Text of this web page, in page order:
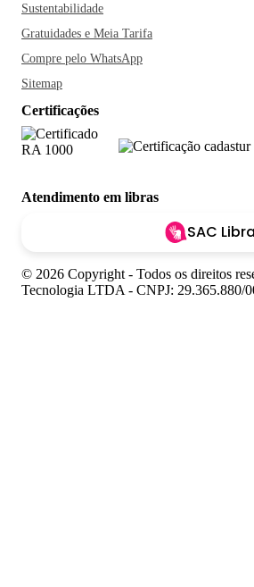
Sustentabilidade
Gratuidades e Meia Tarifa
Compre pelo WhatsApp
Sitemap
Certificações
Atendimento em libras
SAC
© 2026 Copyright - Todos os direitos
Tecnologia LTDA - CNPJ: 29.365.880/